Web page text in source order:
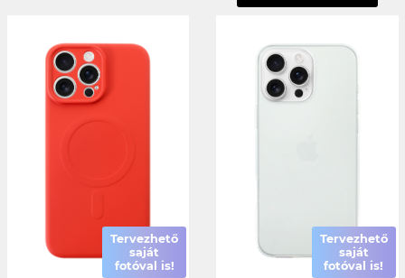
Tervezhető
saját
fotóval is!
Tervezhető
saját
fotóval is!